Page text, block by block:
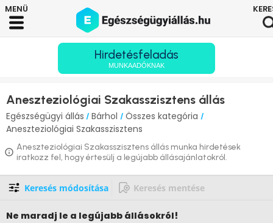
Hirdetésfeladás
MUNKAADÓKNAK
Aneszteziológiai Szakasszisztens állás
Egészségügyi állás / Bárhol / Összes kategória /
Aneszteziológiai Szakasszisztens
Aneszteziológiai Szakasszisztens állás munka hirdetések
iratkozz fel, hogy értesülj a legújabb állásajánlatokról.
Keresés módosítása Keresés mentése
Ne maradj le a legújabb állásokról!